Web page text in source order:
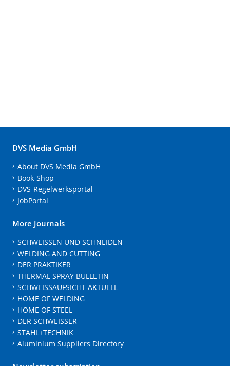
DVS Media GmbH
About DVS Media GmbH
Book-Shop
DVS-Regelwerksportal
JobPortal
More Journals
SCHWEISSEN UND SCHNEIDEN
WELDING AND CUTTING
DER PRAKTIKER
THERMAL SPRAY BULLETIN
SCHWEISSAUFSICHT AKTUELL
HOME OF WELDING
HOME OF STEEL
DER SCHWEISSER
STAHL+TECHNIK
Aluminium Suppliers Directory